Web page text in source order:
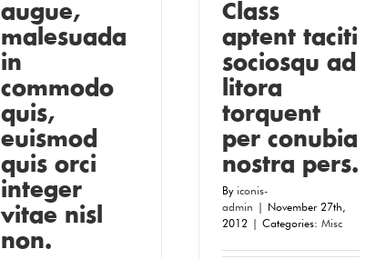
augue,
malesuada
in
commodo
quis,
euismod
quis orci
integer
vitae nisl
non.
Class
aptent taciti
sociosqu ad
litora
torquent
per conubia
nostra pers.
By iconis-
admin | November 27th,
2012 | Categories: Misc